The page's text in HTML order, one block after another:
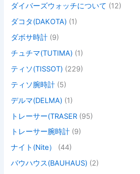
ダイバーズウォッチについて (12)
ダコタ(DAKOTA) (1)
ダボサ時計 (9)
チュチマ(TUTIMA) (1)
ティソ(TISSOT) (229)
ティソ腕時計 (5)
デルマ(DELMA) (1)
トレーサー(TRASER (95)
トレーサー腕時計 (9)
ナイト(Nite）
(44)
バウハウス(BAUHAUS) (2)